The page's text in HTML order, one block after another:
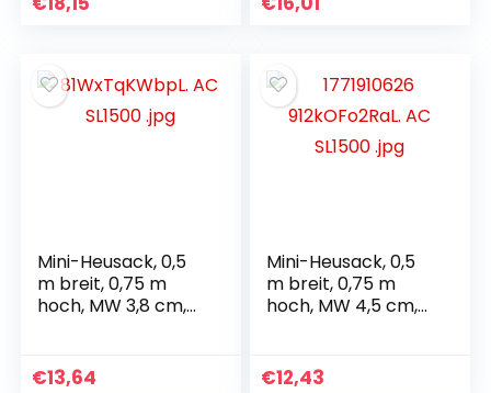
Mini-Heusack, 0,5
m breit, 0,75 m
hoch, MW 3,8 cm,
€13,64
Mini-Heusack, 0,5
m breit, 0,75 m
hoch, MW 4,5 cm,
€12,43